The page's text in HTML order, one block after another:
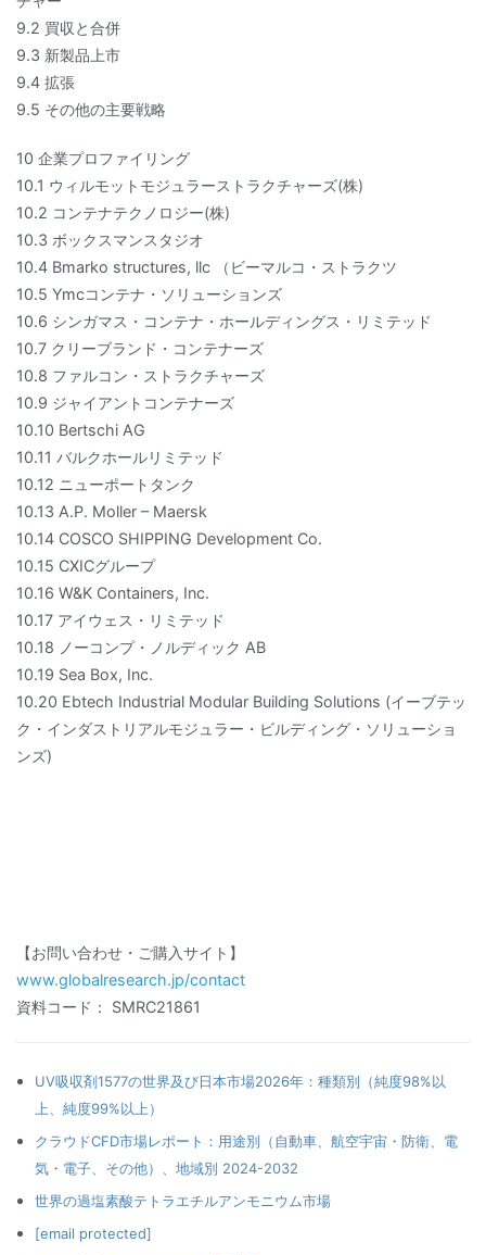
9.2 買収と合併
9.3 新製品上市
9.4 拡張
9.5 その他の主要戦略
10 企業プロファイリング
10.1 ウィルモットモジュラーストラクチャーズ(株)
10.2 コンテナテクノロジー(株)
10.3 ボックスマンスタジオ
10.4 Bmarko structures, llc （ビーマルコ・ストラクツ
10.5 Ymcコンテナ・ソリューションズ
10.6 シンガマス・コンテナ・ホールディングス・リミテッド
10.7 クリーブランド・コンテナーズ
10.8 ファルコン・ストラクチャーズ
10.9 ジャイアントコンテナーズ
10.10 Bertschi AG
10.11 バルクホールリミテッド
10.12 ニューポートタンク
10.13 A.P. Moller – Maersk
10.14 COSCO SHIPPING Development Co.
10.15 CXICグループ
10.16 W&K Containers, Inc.
10.17 アイウェス・リミテッド
10.18 ノーコンプ・ノルディック AB
10.19 Sea Box, Inc.
10.20 Ebtech Industrial Modular Building Solutions (イーブテッ
ク・インダストリアルモジュラー・ビルディング・ソリューショ
ンズ)
【お問い合わせ・ご購入サイト】
www.globalresearch.jp/contact
資料コード： SMRC21861
UV吸収剤1577の世界及び日本市場2026年：種類別（純度98%以
上、純度99%以上）
クラウドCFD市場レポート：用途別（自動車、航空宇宙・防衛、電
気・電子、その他）、地域別 2024-2032
世界の過塩素酸テトラエチルアンモニウム市場
[email protected]